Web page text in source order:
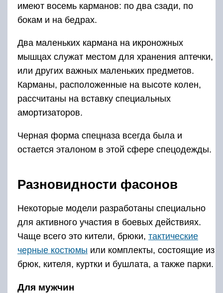
имеют восемь карманов: по два сзади, по
бокам и на бедрах.
Два маленьких кармана на икроножных
мышцах служат местом для хранения аптечки,
или других важных маленьких предметов.
Карманы, расположенные на высоте колен,
рассчитаны на вставку специальных
амортизаторов.
Черная форма спецназа всегда была и
остается эталоном в этой сфере спецодежды.
Разновидности фасонов
Некоторые модели разработаны специально
для активного участия в боевых действиях.
Чаще всего это кители, брюки, тактические
черные костюмы или комплекты, состоящие из
брюк, кителя, куртки и бушлата, а также парки.
Для мужчин